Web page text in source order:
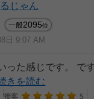
じゃん
一般2095位
日 9:07 AM
った感じです。 で
きを読む
接客
5